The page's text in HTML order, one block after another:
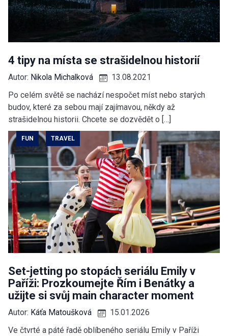
4 tipy na místa se strašidelnou historií
Autor: Nikola Michalková
13.08.2021
Po celém světě se nachází nespočet míst nebo starých
budov, které za sebou mají zajímavou, někdy až
strašidelnou historii. Chcete se dozvědět o […]
FUN TRAVEL
Set-jetting po stopách seriálu Emily v
Paříži: Prozkoumejte Řím i Benátky a
užijte si svůj main character moment
Autor: Káťa Matoušková
15.01.2026
Ve čtvrté a páté řadě oblíbeného seriálu Emily v Paříži